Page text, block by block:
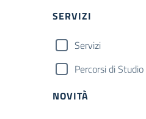
SERVIZI
Servizi
Percorsi di Studio
NOVITÀ